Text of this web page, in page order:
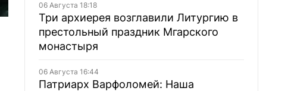
06 Августа 18:18
Три архиерея возглавили Литургию в
престольный праздник Мгарского
монастыря
06 Августа 16:44
Патриарх Варфоломей: Наша